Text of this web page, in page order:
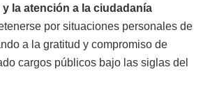
la atención a la ciudadanía
por situaciones personales de
a la gratitud y compromiso de
cargos públicos bajo las siglas del